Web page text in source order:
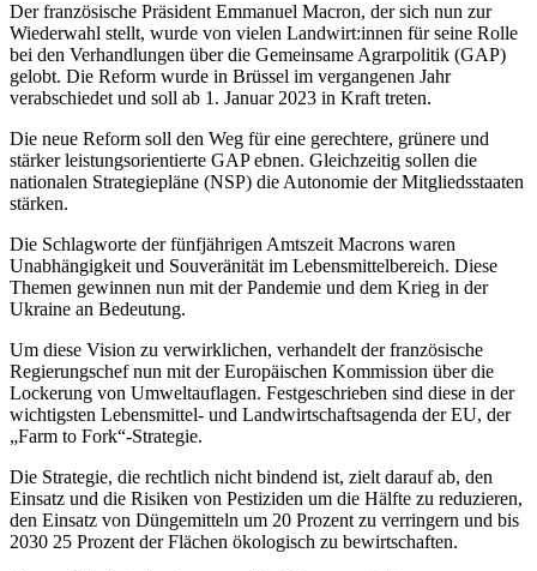
Der französische Präsident Emmanuel Macron, der sich nun zur
Wiederwahl stellt, wurde von vielen Landwirt:innen für seine Rolle
bei den Verhandlungen über die Gemeinsame Agrarpolitik (GAP)
gelobt. Die Reform wurde in Brüssel im vergangenen Jahr
verabschiedet und soll ab 1. Januar 2023 in Kraft treten.
Die neue Reform soll den Weg für eine gerechtere, grünere und
stärker leistungsorientierte GAP ebnen. Gleichzeitig sollen die
nationalen Strategiepläne (NSP) die Autonomie der Mitgliedsstaaten
stärken.
Die Schlagworte der fünfjährigen Amtszeit Macrons waren
Unabhängigkeit und Souveränität im Lebensmittelbereich. Diese
Themen gewinnen nun mit der Pandemie und dem Krieg in der
Ukraine an Bedeutung.
Um diese Vision zu verwirklichen, verhandelt der französische
Regierungschef nun mit der Europäischen Kommission über die
Lockerung von Umweltauflagen. Festgeschrieben sind diese in der
wichtigsten Lebensmittel- und Landwirtschaftsagenda der EU, der
„Farm to Fork“-Strategie.
Die Strategie, die rechtlich nicht bindend ist, zielt darauf ab, den
Einsatz und die Risiken von Pestiziden um die Hälfte zu reduzieren,
den Einsatz von Düngemitteln um 20 Prozent zu verringern und bis
2030 25 Prozent der Flächen ökologisch zu bewirtschaften.